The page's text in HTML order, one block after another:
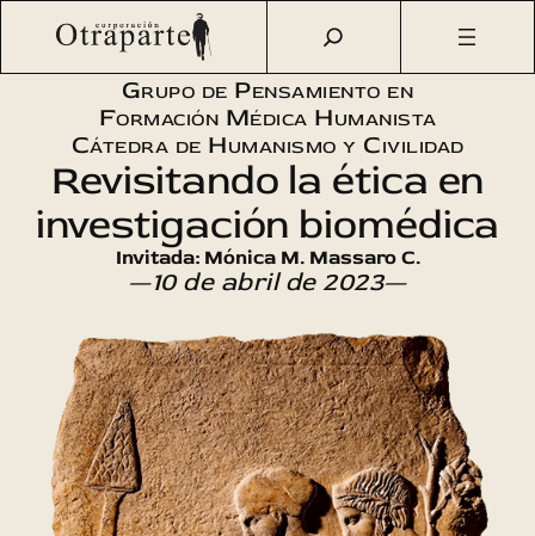
Saltar
Otraparte.org/ Agenda Cultural
Cátedra de Humanismo y
Revisitando la ética en investigación biomédica
Grupo de Pensamiento en
Formación Médica Humanista
Cátedra de Humanismo y Civilidad
Revisitando la ética en
investigación biomédica
Invitada: Mónica M. Massaro C.
—10 de abril de 2023—